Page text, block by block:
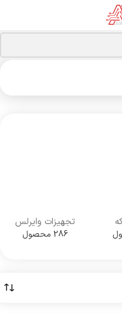
تجهیزات وایرلس
286 محصول